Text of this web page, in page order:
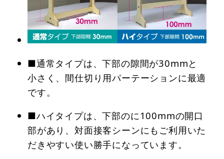
■通常タイプは、下部の隙間が30mmと
小さく、間仕切り用パーテーションに最適
です。
■ハイタイプは、下部のに100mmの開口
部があり、対面接客シーンにもご利用いた
だきやすい使い勝手になっています。